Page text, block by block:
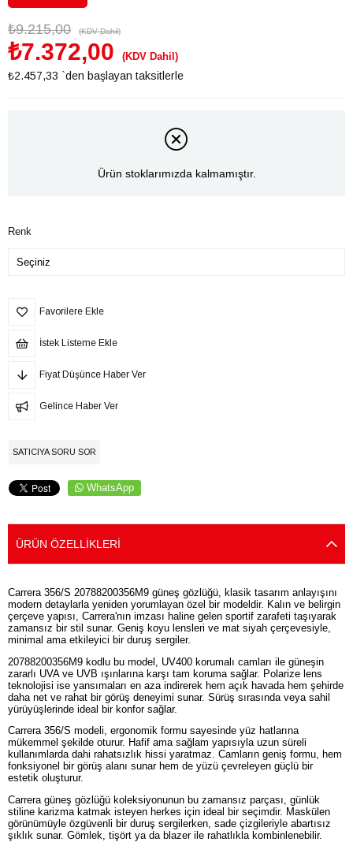
₺9.215,00 (KDV Dahil)
₺7.372,00 (KDV Dahil)
₺2.457,33 `den başlayan taksitlerle
Ürün stoklarımızda kalmamıştır.
Renk
Favorilere Ekle
İstek Listeme Ekle
Fiyat Düşünce Haber Ver
Gelince Haber Ver
SATICIYA SORU SOR
WhatsApp
ÜRÜN ÖZELLIKLERI
Carrera 356/S 20788200356M9 güneş gözlüğü, klasik tasarım anlayışını
modern detaylarla yeniden yorumlayan özel bir modeldir. Kalın ve belirgin
çerçeve yapısı, Carrera'nın imzası haline gelen sportif zarafeti taşıyarak
zamansız bir stil sunar. Geniş koyu lensleri ve mat siyah çerçevesiyle,
minimal ama etkileyici bir duruş sergiler.
20788200356M9 kodlu bu model, UV400 korumalı camları ile güneşin
zararlı UVA ve UVB ışınlarına karşı tam koruma sağlar. Polarize lens
teknolojisi ise yansımaları en aza indirerek hem açık havada hem şehirde
daha net ve rahat bir görüş deneyimi sunar. Sürüş sırasında veya sahil
yürüyüşlerinde ideal bir konfor sağlar.
Carrera 356/S modeli, ergonomik formu sayesinde yüz hatlarına
mükemmel şekilde oturur. Hafif ama sağlam yapısıyla uzun süreli
kullanımlarda dahi rahatsızlık hissi yaratmaz. Camların geniş formu, hem
fonksiyonel bir görüş alanı sunar hem de yüzü çevreleyen güçlü bir
estetik oluşturur.
Carrera güneş gözlüğü koleksiyonunun bu zamansız parçası, günlük
stiline karizma katmak isteyen herkes için ideal bir seçimdir. Maskülen
görünümüyle özgüvenli bir duruş sergilerken, sade çizgileriyle abartısız
şıklık sunar. Gömlek, tişört ya da blazer ile rahatlıkla kombinlenebilir.